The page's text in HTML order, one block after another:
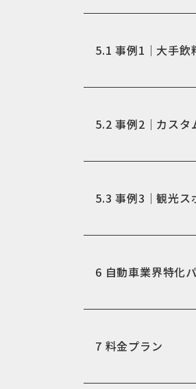
5.1 事例1｜大手
5.2 事例2｜カス
5.3 事例3｜観光
6 自動車業界特化
7 料金プラン